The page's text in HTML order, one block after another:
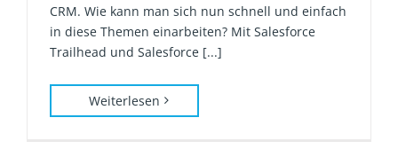
CRM. Wie kann man sich nun schnell und einfach
in diese Themen einarbeiten? Mit Salesforce
Trailhead und Salesforce [...]
Weiterlesen